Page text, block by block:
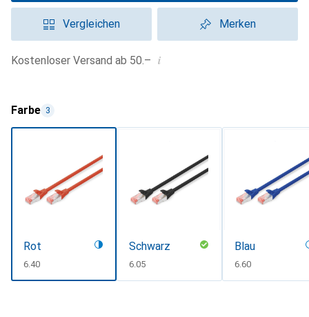
Vergleichen Merken
Kostenloser Versand ab 50.– i
Farbe 3
Rot
CHF
6.40
Schwarz
CHF
6.05
Blau
CHF
6.60